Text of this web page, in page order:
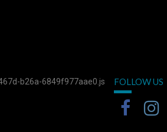
b26a-6849f977aae0.js FOLLOW US